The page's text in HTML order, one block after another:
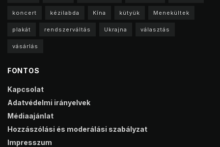
koncert kézilabda Kína kütyük Menekültek
plakát rendszerváltás Ukrajna választás
vásárlás
FONTOS
Kapcsolat
Adatvédelmi irányelvek
Médiaajánlat
Hozzászólási és moderálási szabályzat
Impresszum